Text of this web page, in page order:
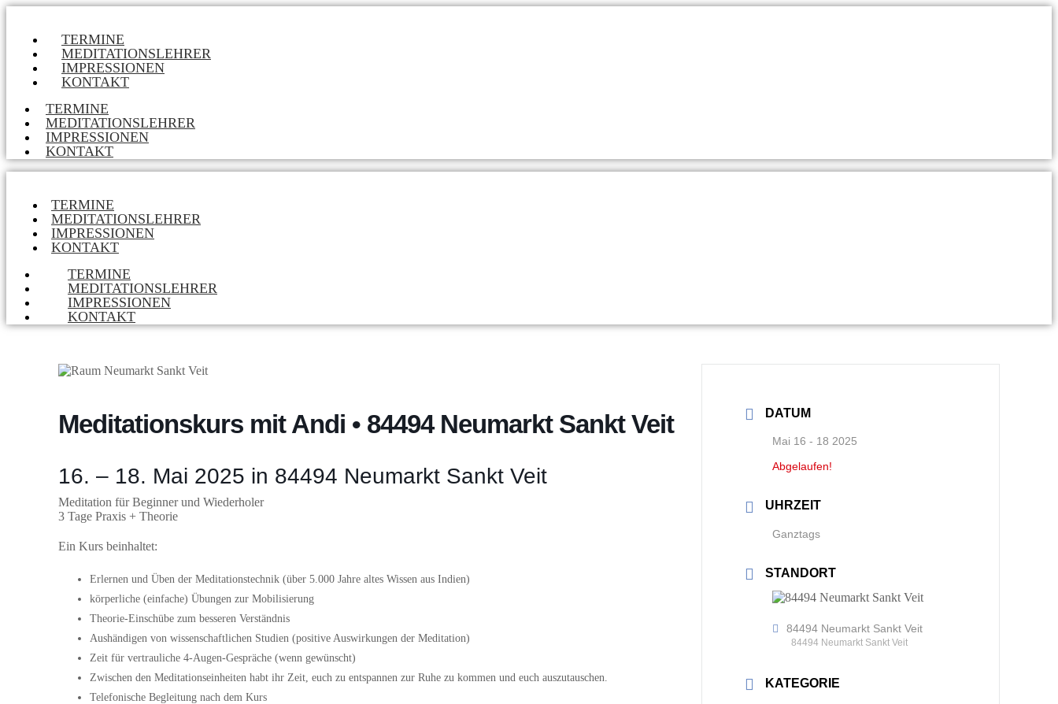
TERMINE
MEDITATIONSLEHRER
IMPRESSIONEN
KONTAKT
TERMINE
MEDITATIONSLEHRER
IMPRESSIONEN
KONTAKT
TERMINE
MEDITATIONSLEHRER
IMPRESSIONEN
KONTAKT
TERMINE
MEDITATIONSLEHRER
IMPRESSIONEN
KONTAKT
Meditationskurs mit Andi • 84494 Neumarkt Sankt Veit
16. – 18. Mai 2025 in 84494 Neumarkt Sankt Veit
Meditation für Beginner und Wiederholer
3 Tage Praxis + Theorie
Ein Kurs beinhaltet:
Erlernen und Üben der Meditationstechnik (über 5.000 Jahre altes Wissen aus Indien)
körperliche (einfache) Übungen zur Mobilisierung
Theorie-Einschübe zum besseren Verständnis
Aushändigen von wissenschaftlichen Studien (positive Auswirkungen der Meditation)
Zeit für vertrauliche 4-Augen-Gespräche (wenn gewünscht)
Zwischen den Meditationseinheiten habt ihr Zeit, euch zu entspannen zur Ruhe zu kommen und euch auszutauschen.
Telefonische Begleitung nach dem Kurs
DATUM
Mai 16 - 18 2025
Abgelaufen!
UHRZEIT
Ganztags
STANDORT
84494 Neumarkt Sankt Veit
84494 Neumarkt Sankt Veit
KATEGORIE